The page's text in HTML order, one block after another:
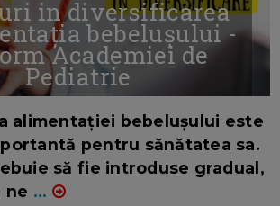
uri in diversificarea
bebelușului -
Academiei de
Pediatrie
alimentației bebelușului este
pentru sănătatea sa.
să fie introduse gradual,
ne ...